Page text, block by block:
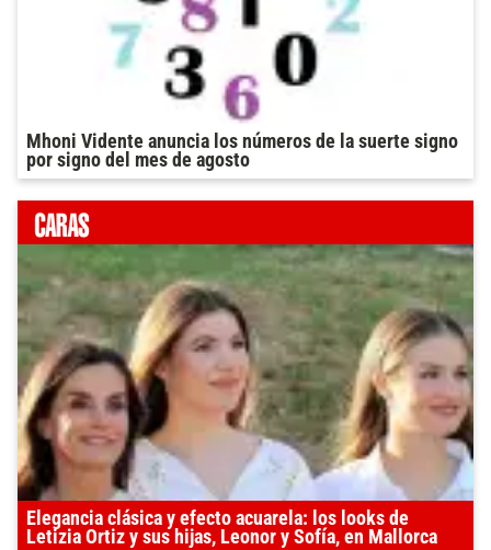
Mhoni Vidente anuncia los números de la suerte signo
por signo del mes de agosto
Elegancia clásica y efecto acuarela: los looks de
Letizia Ortiz y sus hijas, Leonor y Sofía, en Mallorca